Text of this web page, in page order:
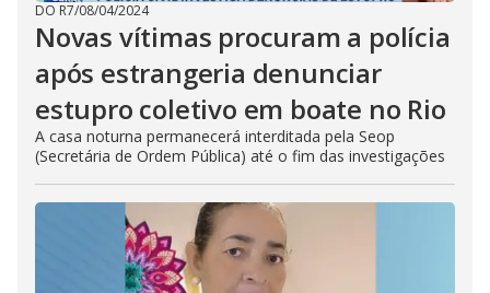
DO R7/08/04/2024
Novas vítimas procuram a polícia
após estrangeria denunciar
estupro coletivo em boate no Rio
A casa noturna permanecerá interditada pela Seop
(Secretária de Ordem Pública) até o fim das investigações